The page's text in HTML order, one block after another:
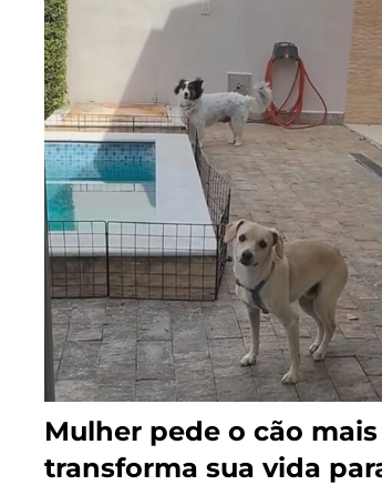
Mulher pede o cão
transforma sua vida